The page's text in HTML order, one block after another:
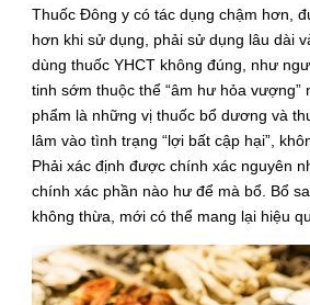
Thuốc Đông y có tác dụng chậm hơn,
hơn khi sử dụng, phải sử dụng lâu dài
dùng thuốc YHCT không đúng, như
tinh sớm thuộc thể “âm hư hỏa vượng”
phẩm là những vị thuốc bổ dương và
lâm vào tình trạng “lợi bất cập hại”,
Phải xác định được chính xác nguyên
chính xác phần nào hư để mà bổ. Bổ
không thừa, mới có thể mang lại hiệu